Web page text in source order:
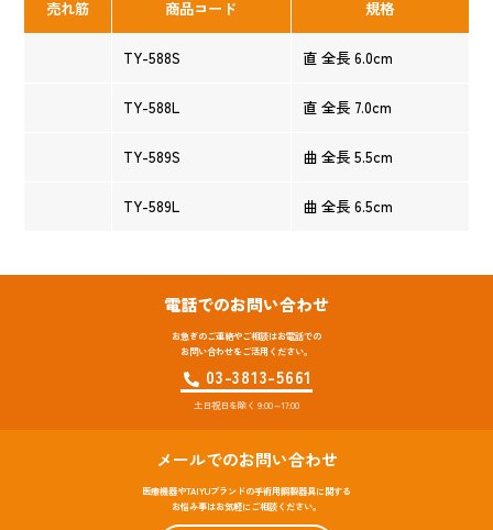
売れ筋 商品コード 規格
TY-588S 直 全長 6.0cm
TY-588L 直 全長 7.0cm
TY-589S 曲 全長 5.5cm
TY-589L 曲 全長 6.5cm
電話でのお問い合わせ
お急ぎのご連絡やご相談はお電話での
お問い合わせをご活用ください。
03-3813-5661
土日祝日を除く 9:00～17:00
メールでのお問い合わせ
医療機器やTAIYUブランドの手術用鋼製器具に関する
お悩み事はお気軽にご相談ください。